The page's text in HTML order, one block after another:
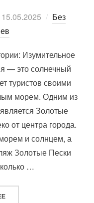
Опубликовано
15.05.2025
Без
Изумительное
— это солнечный
туристов своими
морем. Одним из
Золотые
от центра города.
и солнцем, а
Золотые Пески
…
«ПЛЯЖ ЗОЛОТЫЕ ПЕСКИ»